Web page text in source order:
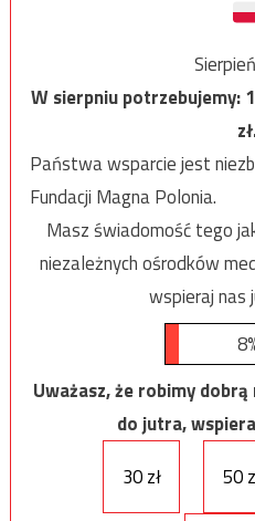
W sierpniu potrzebujemy:
Państwa wsparcie jest
Fundacji Magna Polonia.
Masz świadomość tego
niezależnych ośrodków
wspieraj nas
Uważasz, że robimy
do jutra,
30 zł
50